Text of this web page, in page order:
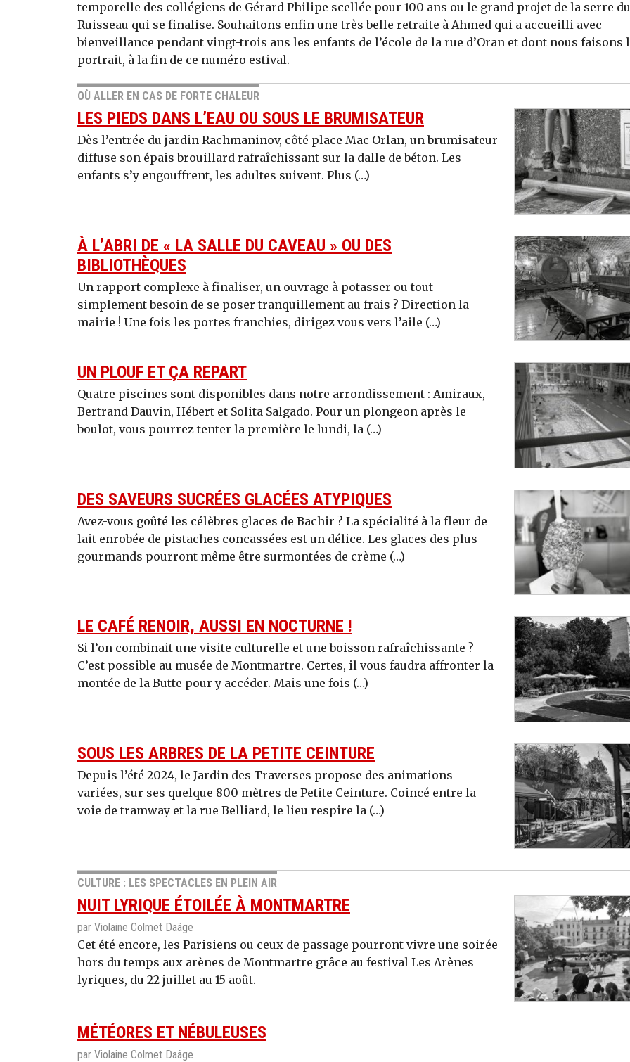
temporelle des collégiens de Gérard Philipe scellée pour 100 ans ou le grand projet de la serre du
Ruisseau qui se finalise. Souhaitons enfin une très belle retraite à Ahmed qui a accueilli avec
bienveillance pendant vingt-trois ans les enfants de l’école de la rue d’Oran et dont nous faisons
portrait, à la fin de ce numéro estival.
OÙ ALLER EN CAS DE FORTE CHALEUR
LES PIEDS DANS L’EAU OU SOUS LE BRUMISATEUR
Dès l’entrée du jardin Rachmaninov, côté place Mac Orlan, un brumisateur
diffuse son épais brouillard rafraîchissant sur la dalle de béton. Les
enfants s’y engouffrent, les adultes suivent. Plus (…)
À L’ABRI DE « LA SALLE DU CAVEAU » OU DES
BIBLIOTHÈQUES
Un rapport complexe à finaliser, un ouvrage à potasser ou tout
simplement besoin de se poser tranquillement au frais ? Direction la
mairie ! Une fois les portes franchies, dirigez vous vers l’aile (…)
UN PLOUF ET ÇA REPART
Quatre piscines sont disponibles dans notre arrondissement : Amiraux,
Bertrand Dauvin, Hébert et Solita Salgado. Pour un plongeon après le
boulot, vous pourrez tenter la première le lundi, la (…)
DES SAVEURS SUCRÉES GLACÉES ATYPIQUES
Avez-vous goûté les célèbres glaces de Bachir ? La spécialité à la fleur de
lait enrobée de pistaches concassées est un délice. Les glaces des plus
gourmands pourront même être surmontées de crème (…)
LE CAFÉ RENOIR, AUSSI EN NOCTURNE !
Si l’on combinait une visite culturelle et une boisson rafraîchissante ?
C’est possible au musée de Montmartre. Certes, il vous faudra affronter la
montée de la Butte pour y accéder. Mais une fois (…)
SOUS LES ARBRES DE LA PETITE CEINTURE
Depuis l’été 2024, le Jardin des Traverses propose des animations
variées, sur ses quelque 800 mètres de Petite Ceinture. Coincé entre la
voie de tramway et la rue Belliard, le lieu respire la (…)
CULTURE : LES SPECTACLES EN PLEIN AIR
NUIT LYRIQUE ÉTOILÉE À MONTMARTRE
par Violaine Colmet Daâge
Cet été encore, les Parisiens ou ceux de passage pourront vivre une soirée
hors du temps aux arènes de Montmartre grâce au festival Les Arènes
lyriques, du 22 juillet au 15 août.
MÉTÉORES ET NÉBULEUSES
par Violaine Colmet Daâge